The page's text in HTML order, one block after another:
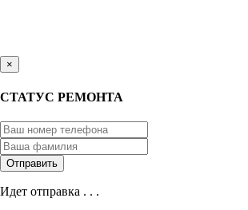
×
СТАТУС РЕМОНТА
Идет отправка . . .